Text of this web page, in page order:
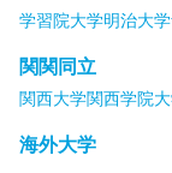
学習院大学明治大学
関関同立
関西大学関西学院
海外大学